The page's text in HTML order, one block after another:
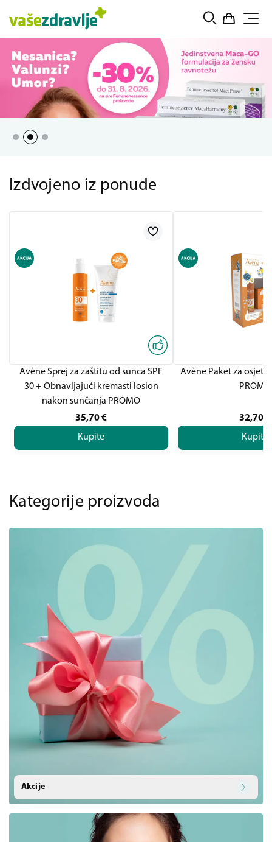
Izdvojeno iz ponude
Avène Sprej za zaštitu od sunca SPF
30 + Obnavljajući kremasti losion
nakon sunčanja PROMO
35,70€
Kupite
Avène Paket za
PROMO
32,70
Kupite
Kategorije proizvoda
Akcije